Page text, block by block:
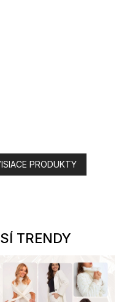
PRODUKTY
TRENDY